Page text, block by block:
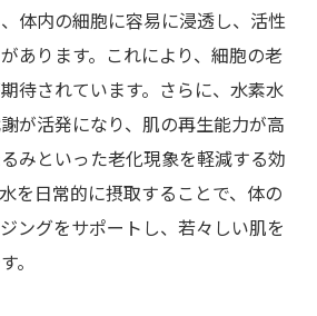
体内の細胞に容易に浸透し、活性
あります。これにより、細胞の老
待されています。さらに、水素水
が活発になり、肌の再生能力が高
みといった老化現象を軽減する効
を日常的に摂取することで、体の
ングをサポートし、若々しい肌を
。